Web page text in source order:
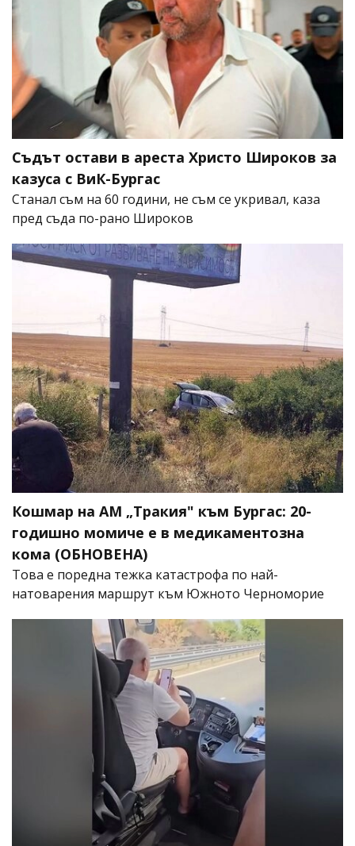
Съдът остави в ареста Христо Широков за
казуса с ВиК-Бургас
Станал съм на 60 години, не съм се укривал, каза
пред съда по-рано Широков
Кошмар на АМ „Тракия" към Бургас: 20-
годишно момиче е в медикаментозна
кома (ОБНОВЕНА)
Това е поредна тежка катастрофа по най-
натоварения маршрут към Южното Черноморие